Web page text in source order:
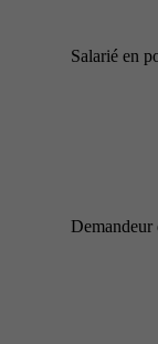
Salarié en
Demandeur